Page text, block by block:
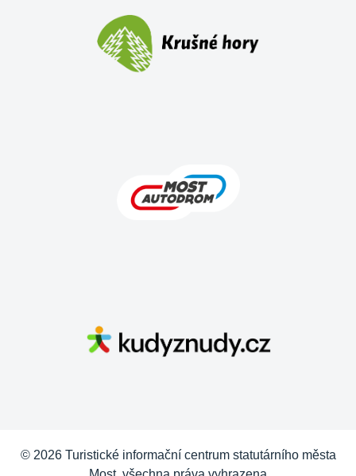
© 2026 Turistické informační centrum statutárního města